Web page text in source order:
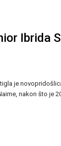
Ibrida
je
nakon što je